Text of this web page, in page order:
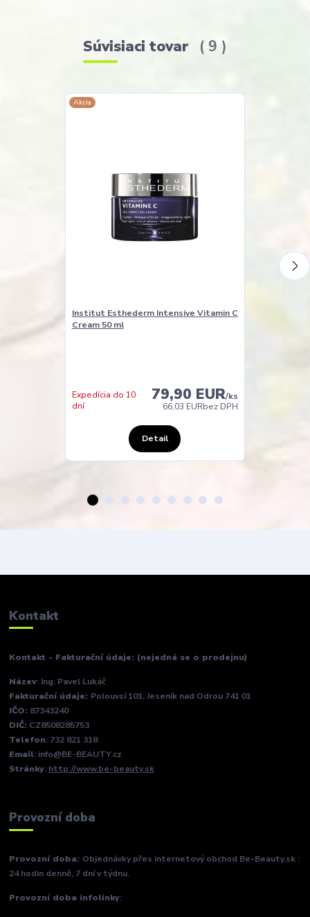
Súvisiaci tovar 9
Akcia
Institut Esthederm Intensive Vitamin C
Cream 50 ml
79,90 EUR/ks
66,03 EURbez DPH
Expedícia do 10
dní
Detail
Kontakt
Kontakt - Fakturační údaje: (nejedná se o prodejnu)
Název: Ing. Pavel Lukáč
Fakturační údaje: Polouvsí 101, Jeseník nad Odrou 741 01
IČO: 87343240
DIČ: CZ8508285753
Telefon: 732 821 318
Email: info@BE-BEAUTY.cz
Stránky: http://www.be-beauty.sk
Provozní doba
Provozní doba: Objednávky přes internetový obchod Be-Beauty.sk :
24 hodin denně, 7 dní v týdnu.
Provozní doba infolinky: